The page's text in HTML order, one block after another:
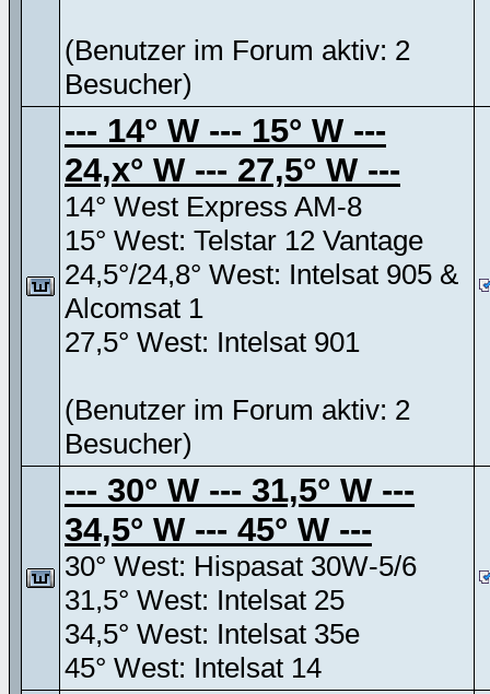
(Benutzer im Forum aktiv: 2
Besucher)
--- 14° W --- 15° W ---
24,x° W --- 27,5° W ---
14° West Express AM-8
15° West: Telstar 12 Vantage
24,5°/24,8° West: Intelsat 905 &
Alcomsat 1
27,5° West: Intelsat 901
(Benutzer im Forum aktiv: 2
Besucher)
--- 30° W --- 31,5° W ---
34,5° W --- 45° W ---
30° West: Hispasat 30W-5/6
31,5° West: Intelsat 25
34,5° West: Intelsat 35e
45° West: Intelsat 14